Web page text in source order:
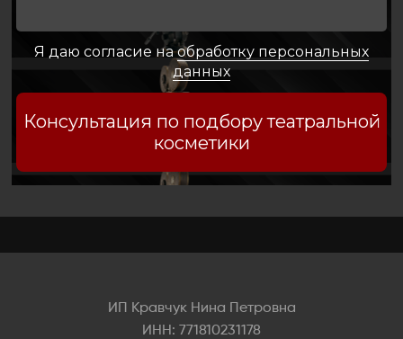
Я даю согласие наобработку персональных
данных
Консультация по подбору театральной
косметики
ИП Кравчук Нина Петровна
ИНН: 771810231178